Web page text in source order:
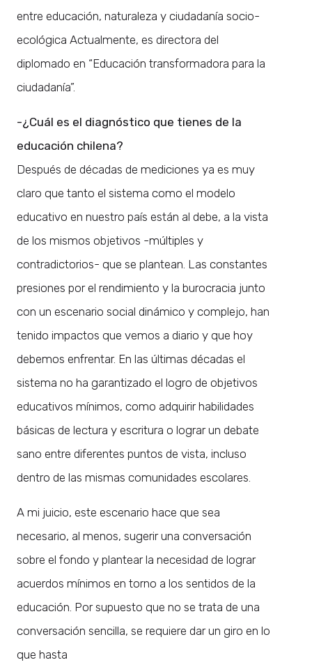
entre educación, naturaleza y ciudadanía socio-
ecológica Actualmente, es directora del
diplomado en “Educación transformadora para la
ciudadanía”.
-¿Cuál es el diagnóstico que tienes de la
educación chilena?
Después de décadas de mediciones ya es muy
claro que tanto el sistema como el modelo
educativo en nuestro país están al debe, a la vista
de los mismos objetivos -múltiples y
contradictorios- que se plantean. Las constantes
presiones por el rendimiento y la burocracia junto
con un escenario social dinámico y complejo, han
tenido impactos que vemos a diario y que hoy
debemos enfrentar. En las últimas décadas el
sistema no ha garantizado el logro de objetivos
educativos mínimos, como adquirir habilidades
básicas de lectura y escritura o lograr un debate
sano entre diferentes puntos de vista, incluso
dentro de las mismas comunidades escolares.
A mi juicio, este escenario hace que sea
necesario, al menos, sugerir una conversación
sobre el fondo y plantear la necesidad de lograr
acuerdos mínimos en torno a los sentidos de la
educación. Por supuesto que no se trata de una
conversación sencilla, se requiere dar un giro en lo
que hasta